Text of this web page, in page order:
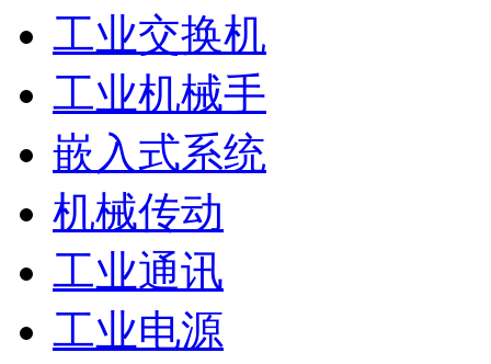
工业交换机
工业机械手
嵌入式系统
机械传动
工业通讯
工业电源